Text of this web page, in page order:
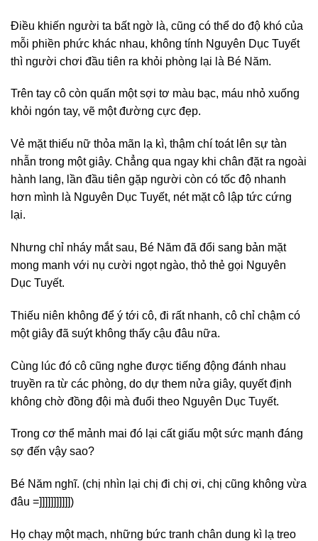
Điều khiến người ta bất ngờ là, cũng có thể do độ khó của
mỗi phiền phức khác nhau, không tính Nguyên Dục Tuyết
thì người chơi đầu tiên ra khỏi phòng lại là Bé Năm.
Trên tay cô còn quấn một sợi tơ màu bạc, máu nhỏ xuống
khỏi ngón tay, vẽ một đường cực đẹp.
Vẻ mặt thiếu nữ thỏa mãn lạ kì, thậm chí toát lên sự tàn
nhẫn trong một giây. Chẳng qua ngay khi chân đặt ra ngoài
hành lang, lần đầu tiên gặp người còn có tốc độ nhanh
hơn mình là Nguyên Dục Tuyết, nét mặt cô lập tức cứng
lại.
Nhưng chỉ nháy mắt sau, Bé Năm đã đổi sang bản mặt
mong manh với nụ cười ngọt ngào, thỏ thẻ gọi Nguyên
Dục Tuyết.
Thiếu niên không để ý tới cô, đi rất nhanh, cô chỉ chậm có
một giây đã suýt không thấy cậu đâu nữa.
Cùng lúc đó cô cũng nghe được tiếng động đánh nhau
truyền ra từ các phòng, do dự them nửa giây, quyết định
không chờ đồng đội mà đuổi theo Nguyên Dục Tuyết.
Trong cơ thể mảnh mai đó lại cất giấu một sức mạnh đáng
sợ đến vậy sao?
Bé Năm nghĩ. (chị nhìn lại chị đi chị ơi, chị cũng không vừa
đâu =]]]]]]]]]]])
Họ chạy một mạch, những bức tranh chân dung kì lạ treo